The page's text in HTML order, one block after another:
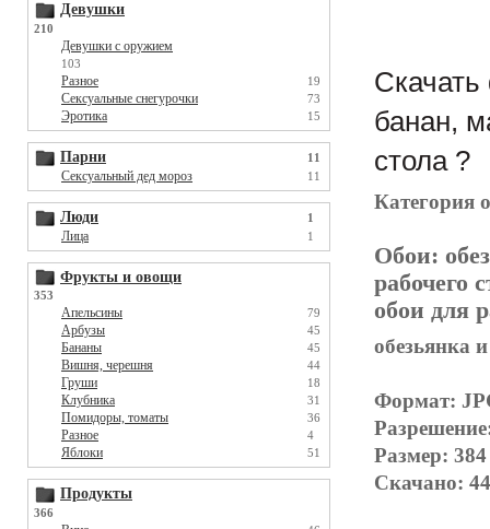
Девушки
210
Девушки с оружием
103
Разное 19
Сексуальные снегурочки 73
Эротика 15
Парни 11
Сексуальный дед мороз 11
Люди 1
Лица 1
Фрукты и овощи
353
Апельсины 79
Арбузы 45
Бананы 45
Вишня, черешня 44
Груши 18
Клубника 31
Помидоры, томаты 36
Разное 4
Яблоки 51
Продукты
366
Скачать
банан,
стола ?
Категория
Обои:
рабочего
обои для
обезьянка
Формат:
Размер:
Скачано: